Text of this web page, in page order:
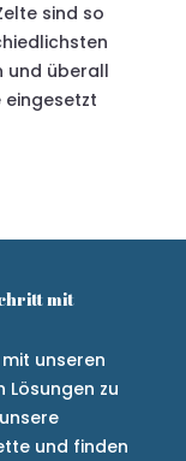
sind so
und überall
eingesetzt
mit
mit unseren
zu
und finden